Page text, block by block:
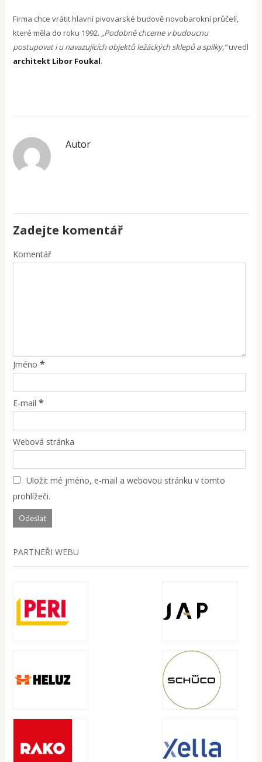
Firma chce vrátit hlavní pivovarské budově novobarokní průčelí,
které měla do roku 1992. „Podobně chceme v budoucnu
postupovat i u navazujících objektů ležáckých sklepů a spilky,“uvedl
architekt Libor Foukal.
Autor
Zadejte komentář
Komentář
Jméno *
E-mail *
Webová stránka
Uložit mé jméno, e-mail a webovou stránku v tomto
prohlížeči.
PARTNEŘI WEBU